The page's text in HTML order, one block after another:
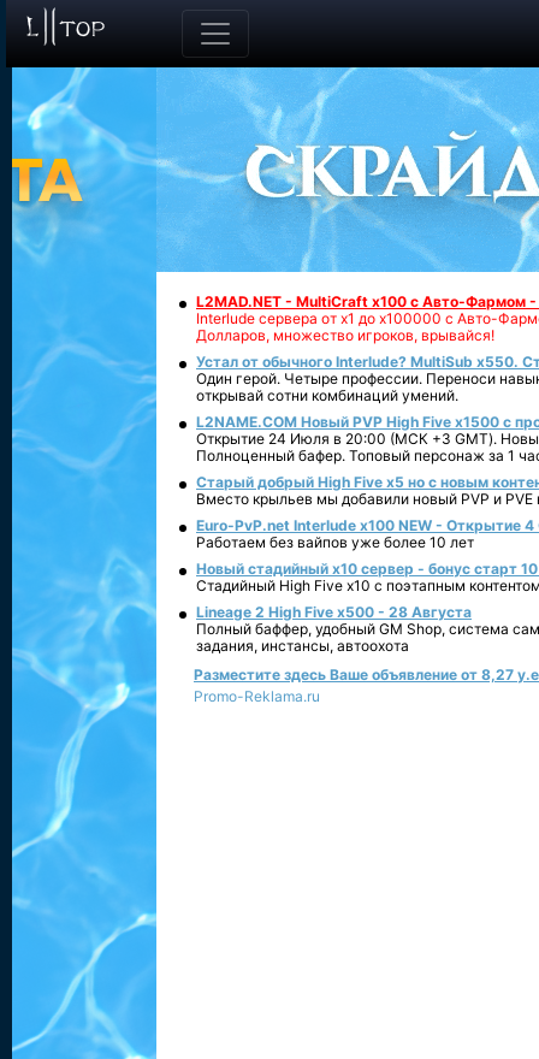
L2MAD.NET - MultiCraft x100 с Авто-Фармом
Interlude сервера от х1 до х100000 с Авто-
Долларов, множество игроков, врывайся!
Устал от обычного Interlude? MultiSub x550.
Один герой. Четыре профессии. Переноси
открывай сотни комбинаций умений.
L2NAME.COM Новый PVP High Five x1500 с
Открытие 24 Июля в 20:00 (МСК +3 GMT).
Полноценный бафер. Топовый персонаж за 1
Старый добрый High Five x5 но с новым
Вместо крыльев мы добавили новый PVP и PVE
Euro-PvP.net Interlude х100 NEW - Открытие 4
Работаем без вайпов уже более 10 лет
Новый стадийный х10 сервер - бонус старт
Стадийный High Five x10 с поэтапным
Lineage 2 High Five x500 - 28 Августа
Полный баффер, удобный GM Shop, система
задания, инстансы, автоохота
Разместите здесь Ваше объявление от 8,27
Promo-Reklama.ru